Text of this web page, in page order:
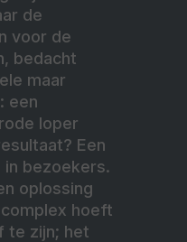
de
voor de
bedacht
maar
een
loper
Een
in bezoekers.
oplossing
hoeft
te zijn; het